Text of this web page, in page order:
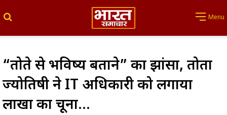
Menu
“तोते से भविष्य बताने” का झांसा, तोता
ज्योतिषी ने IT अधिकारी को लगाया
लाखों का चूना…